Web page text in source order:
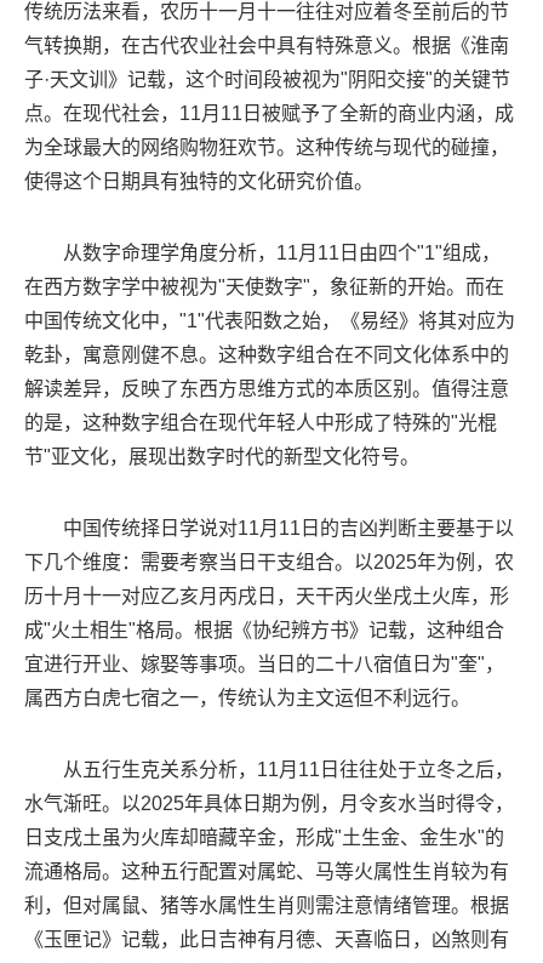
传统历法来看，农历十一月十一往往对应着冬至前后的节
气转换期，在古代农业社会中具有特殊意义。根据《淮南
子·天文训》记载，这个时间段被视为"阴阳交接"的关键节
点。在现代社会，11月11日被赋予了全新的商业内涵，成
为全球最大的网络购物狂欢节。这种传统与现代的碰撞，
使得这个日期具有独特的文化研究价值。
从数字命理学角度分析，11月11日由四个"1"组成，
在西方数字学中被视为"天使数字"，象征新的开始。而在
中国传统文化中，"1"代表阳数之始，《易经》将其对应为
乾卦，寓意刚健不息。这种数字组合在不同文化体系中的
解读差异，反映了东西方思维方式的本质区别。值得注意
的是，这种数字组合在现代年轻人中形成了特殊的"光棍
节"亚文化，展现出数字时代的新型文化符号。
中国传统择日学说对11月11日的吉凶判断主要基于以
下几个维度：需要考察当日干支组合。以2025年为例，农
历十月十一对应乙亥月丙戌日，天干丙火坐戌土火库，形
成"火土相生"格局。根据《协纪辨方书》记载，这种组合
宜进行开业、嫁娶等事项。当日的二十八宿值日为"奎"，
属西方白虎七宿之一，传统认为主文运但不利远行。
从五行生克关系分析，11月11日往往处于立冬之后，
水气渐旺。以2025年具体日期为例，月令亥水当时得令，
日支戌土虽为火库却暗藏辛金，形成"土生金、金生水"的
流通格局。这种五行配置对属蛇、马等火属性生肖较为有
利，但对属鼠、猪等水属性生肖则需注意情绪管理。根据
《玉匣记》记载，此日吉神有月德、天喜临日，凶煞则有